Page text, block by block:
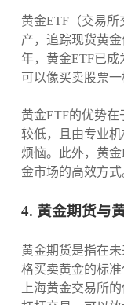
黄金ETF（交易
产，追踪现货黄
年，黄金ETF已
可以像买卖股票一
黄金ETF的优势
较低，且由专业
烦恼。此外，黄
金市场的高效方式
4. 黄金期货与
黄金期货是指在
格买卖黄金的标
上海黄金交易所